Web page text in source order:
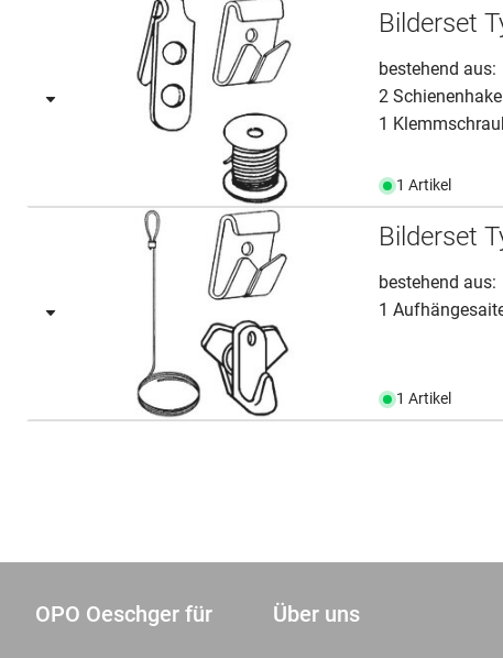
Bilderset
bestehend aus:
2
1
1 Artikel
Bilderset
bestehend aus:
1
1 Artikel
OPO Oeschger für Über uns